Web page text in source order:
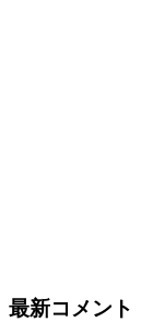
最新コメント